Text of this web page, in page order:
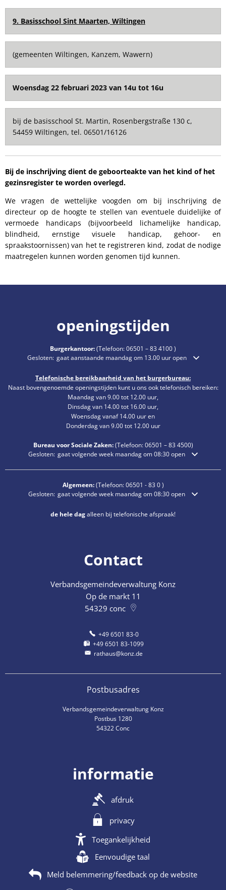
9. Basisschool Sint Maarten, Wiltingen
(gemeenten Wiltingen, Kanzem, Wawern)
Woensdag 22 februari 2023 van 14u tot 16u
bij de basisschool St. Martin, Rosenbergstraße 130 c,
54459 Wiltingen, tel. 06501/16126
Bij de inschrijving dient de geboorteakte van het kind of het
gezinsregister te worden overlegd.
We vragen de wettelijke voogden om bij inschrijving de
directeur op de hoogte te stellen van eventuele duidelijke of
vermoede handicaps (bijvoorbeeld lichamelijke handicap,
blindheid, ernstige visuele handicap, gehoor- en
spraakstoornissen) van het te registreren kind, zodat de nodige
maatregelen kunnen worden genomen tijd kunnen.
openingstijden
Burgerkantoor:(Telefoon:06501 – 83 4100)
Klik om extra openings- of sluitingstijden te verbergen
Gesloten: gaat aanstaande maandag om 13.00 uur open
Telefonische bereikbaarheid van het burgerbureau:
Naast bovengenoemde openingstijden kunt u ons ook telefonisch bereiken:
Maandag van 9.00 tot 12.00 uur,
Dinsdag van 14.00 tot 16.00 uur,
Woensdag vanaf 14.00 uur en
Donderdag van 9.00 tot 12.00 uur
Bureau voor Sociale Zaken:(Telefoon:06501 – 834500)
Klik om extra openings- of sluitingstijden te verbergen
Gesloten: gaat volgende week maandag om 08:30 open
Algemeen:(Telefoon:06501 - 83 0)
Klik om extra openings- of sluitingstijden te verbergen
Gesloten: gaat volgende week maandag om 08:30 open
de hele dagalleen bij telefonische afspraak!
Contact
Verbandsgemeindeverwaltung Konz
Op de markt 11
54329 conc
+49 6501 83-0
+49 6501 83-1099
rathaus@konz.de
Postbusadres
Verbandsgemeindeverwaltung Konz
Postbus 1280
54322 Conc
informatie
afdruk
privacy
Toegankelijkheid
Eenvoudige taal
Meld belemmering/feedback op de website